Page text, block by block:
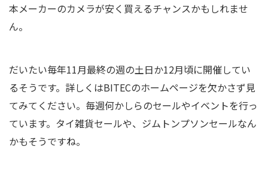
本メーカーのカメラが安く買えるチャンスかもしれませ
ん。
だいたい毎年11月最終の週の土日か12月頃に開催してい
るそうです。詳しくはBITECのホームページを欠かさず見
てみてください。毎週何かしらのセールやイベントを行っ
ています。タイ雑貨セールや、ジムトンプソンセールなん
かもそうですね。